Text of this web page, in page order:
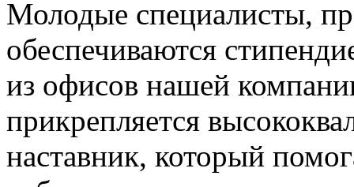
Молодые специалисты,
обеспечиваются
из офисов нашей
прикрепляется
наставник, который